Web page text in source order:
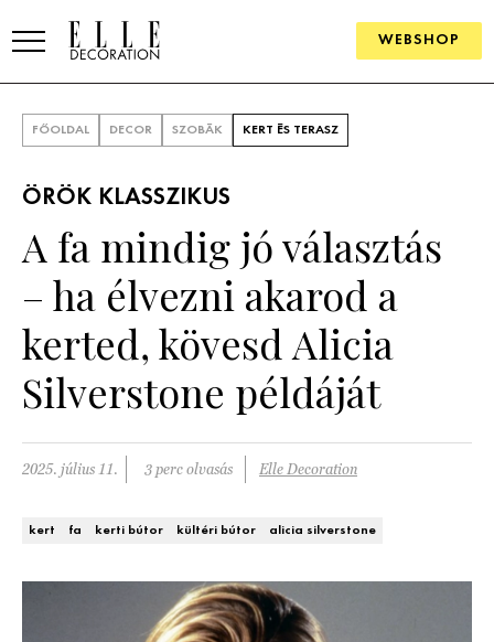
WEBSHOP
SZOBÁK
Konyha
Fürdőszoba
Nappali
Hálószoba
ÖTLETEK
Lakások
HÍRLEVÉL
FŐOLDAL DECOR SZOBÁK KERT ÉS TERASZ
ÖRÖK KLASSZIKUS
A fa mindig jó választás
– ha élvezni akarod a
kerted, kövesd Alicia
Silverstone példáját
2025. július 11. 3 perc olvasás Elle Decoration
kert fa kerti bútor kültéri bútor alicia silverstone